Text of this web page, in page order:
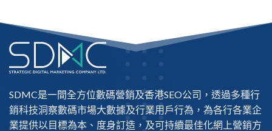
SDMC是一間全方位數碼營銷及香港SEO公司 ，透過多種行
銷科技洞察數碼市場大數據及行業用戶行為，為各行各業企
業提供以目標為本、度身訂造，及可持續最佳化網上營銷方